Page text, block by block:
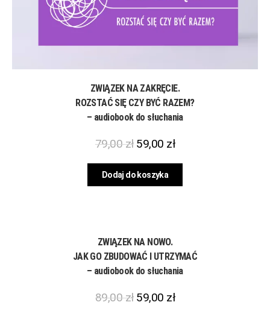
ZWIĄZEK NA ZAKRĘCIE.
ROZSTAĆ SIĘ CZY BYĆ RAZEM?
– audiobook do słuchania
79,00zł 59,00 zł
Dodaj do koszyka
ZWIĄZEK NA NOWO.
JAK GO ZBUDOWAĆ I UTRZYMAĆ
– audiobook do słuchania
89,00zł 59,00 zł